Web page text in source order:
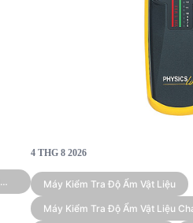
4 THG 8 2026
Máy Kiểm Tra Độ Ẩm Vật Liệu
Máy Kiểm Tra Độ Ẩm Vật Liệu